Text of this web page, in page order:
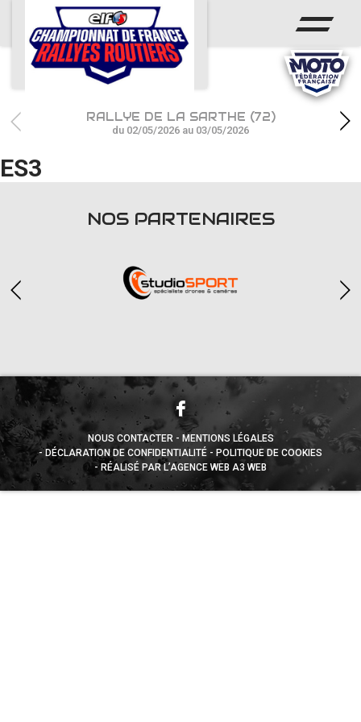
ACCUEIL
ACTUS
CALENDRIER
CHAMPIONNAT
RÉSULTATS
RALLYE DE LA SARTHE (72)
du 02/05/2026 au 03/05/2026
ES3
NOS PARTENAIRES
NOUS CONTACTER
MENTIONS LÉGALES
DÉCLARATION DE CONFIDENTIALITÉ
POLITIQUE DE COOKIES
RÉALISÉ PAR L’AGENCE WEB A3 WEB